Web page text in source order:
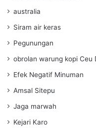
australia
Siram air keras
Pegunungan
obrolan warung kopi Ceu
Efek Negatif Minuman
Amsal Sitepu
Jaga marwah
Kejari Karo